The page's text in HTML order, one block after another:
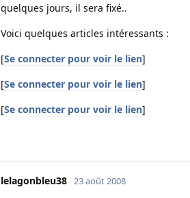
quelques jours, il sera fixé..
Voici quelques articles intéressants :
[Se connecter pour voir le lien]
[Se connecter pour voir le lien]
[Se connecter pour voir le lien]
lelagonbleu38 23 août 2008